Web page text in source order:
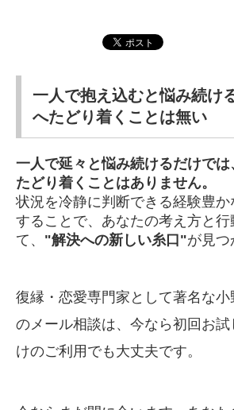
一人で抱え込むと悩み続け
へたどり着くことは無い
一人で延々と悩み続けるだけで
たどり着くことはありません。
状況を冷静に判断できる経験豊
することで、あなたの考え方と行
て、 "解決への新しい糸口"が見つ
復縁・恋愛専門家として著名な小
のメール相談は、今なら初回お
けのご利用でも大丈夫です。